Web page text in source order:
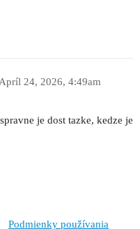
Apríl 24, 2026, 4:49am
je dost tazke, kedze je
Podmienky používania